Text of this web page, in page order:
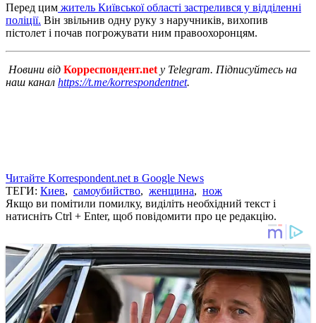
Перед цим житель Київської області застрелився у відділенні
поліції. Він звільнив одну руку з наручників, вихопив
пістолет і почав погрожувати ним правоохоронцям.
Новини від Корреспондент.net у Telegram. Підписуйтесь на
наш канал https://t.me/korrespondentnet.
Читайте Korrespondent.net в Google News
ТЕГИ: Киев, самоубийство, женщина, нож
Якщо ви помітили помилку, виділіть необхідний текст і
натисніть Ctrl + Enter, щоб повідомити про це редакцію.